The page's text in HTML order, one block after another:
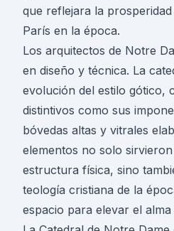
que reflejara la
París en la época.
Los arquitectos de Notre
en diseño y técnica. La
evolución del estilo gótico,
distintivos como sus
bóvedas altas y vitrales
elementos no solo
estructura física, sino
teología cristiana de la
espacio para elevar el alma